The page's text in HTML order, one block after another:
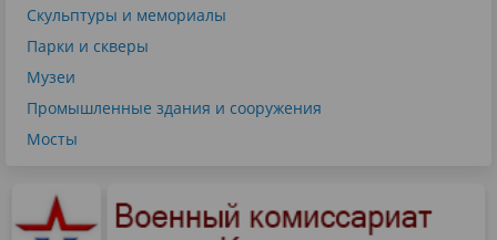
Скульптуры и мемориалы
Парки и скверы
Музеи
Промышленные здания и сооружения
Мосты